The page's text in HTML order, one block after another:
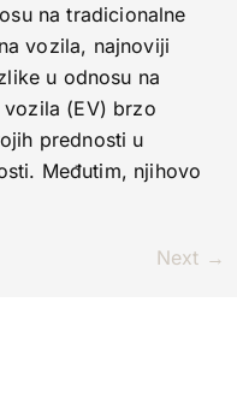
na tradicionalne
vozila, najnoviji
u odnosu na
(EV) brzo
prednosti u
Međutim, njihovo
Next →